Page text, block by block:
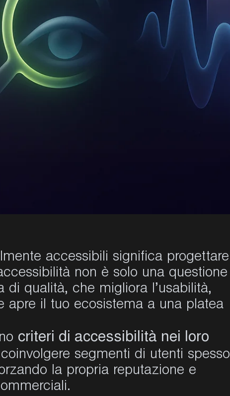
accessibili significa progettare
non è solo una questione
qualità, che migliora l’usabilità,
apre il tuo ecosistema a una platea
criteri di accessibilità nei loro
segmenti di utenti spesso
la propria reputazione e